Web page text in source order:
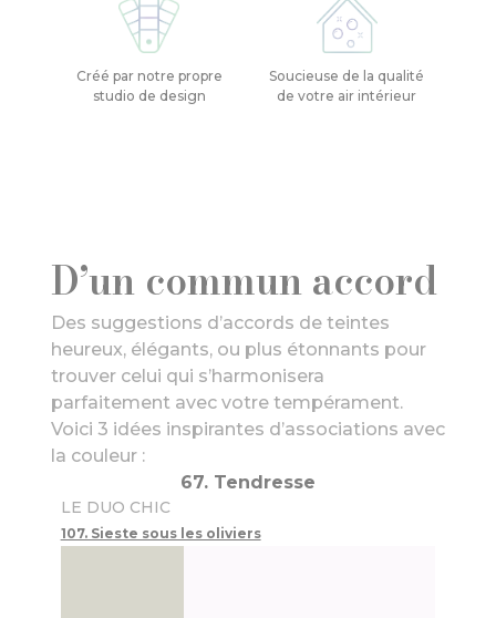
Créé par notre propre
studio de design
Soucieuse de la qualité
de votre air intérieur
D’un commun accord
Des suggestions d’accords de teintes
heureux, élégants, ou plus étonnants pour
trouver celui qui s’harmonisera
parfaitement avec votre tempérament.
Voici 3 idées inspirantes d’associations avec
la couleur :
67. Tendresse
LE DUO CHIC
107. Sieste sous les oliviers